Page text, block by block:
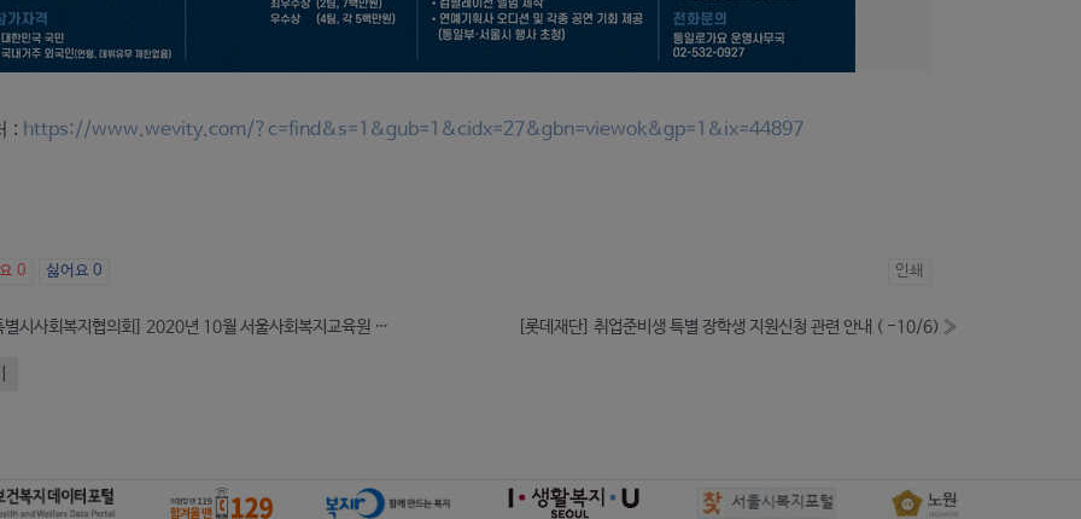
: https://www.wevity.com/?c=find&s=1&gub=1&cidx=27&gbn=viewok&gp=1&ix=44897
0 싫어요 0 인쇄
[서울특별시사회복지협의회] 2020년 10월 서울사회복지교육원 교육과정 안내 [롯데재단] 취업준비생 특별 장학생 지원신청 관련 안내 ( -10/6) »